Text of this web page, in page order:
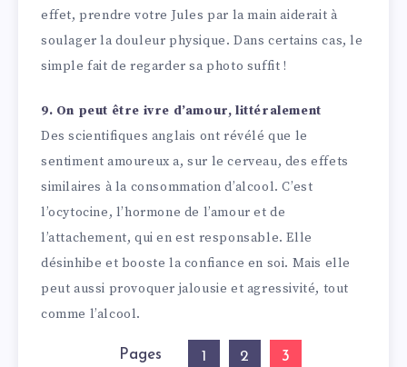
effet, prendre votre Jules par la main aiderait à
soulager la douleur physique. Dans certains cas, le
simple fait de regarder sa photo suffit !
9. On peut être ivre d’amour, littéralement
Des scientifiques anglais ont révélé que le
sentiment amoureux a, sur le cerveau, des effets
similaires à la consommation d’alcool. C’est
l’ocytocine, l’hormone de l’amour et de
l’attachement, qui en est responsable. Elle
désinhibe et booste la confiance en soi. Mais elle
peut aussi provoquer jalousie et agressivité, tout
comme l’alcool.
Pages 1 2 3